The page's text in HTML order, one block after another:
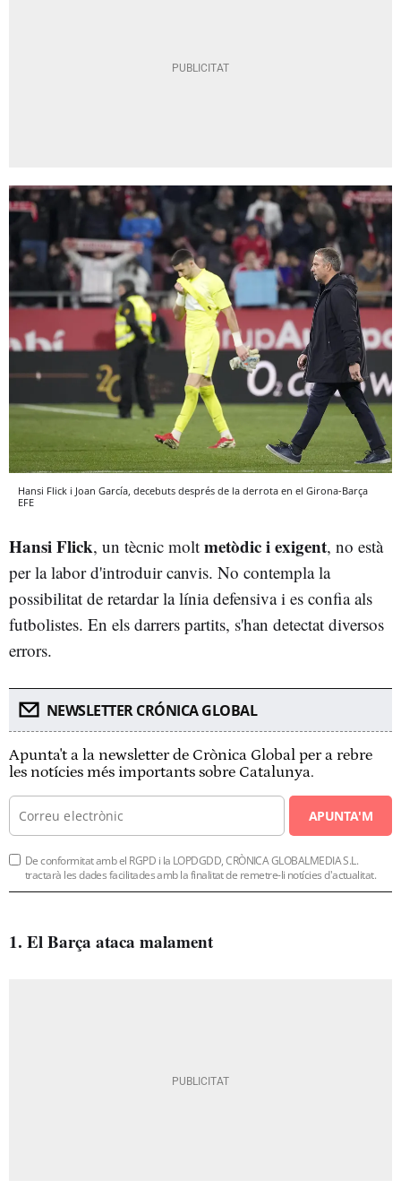
Hansi Flick i Joan García, decebuts després de la derrota en el Girona-Barça
EFE
Hansi Flick, un tècnic molt metòdic i exigent, no està
per la labor d'introduir canvis. No contempla la
possibilitat de retardar la línia defensiva i es confia als
futbolistes. En els darrers partits, s'han detectat diversos
errors.
NEWSLETTER CRÓNICA GLOBAL
Apunta't a la newsletter de Crònica Global per a rebre
les notícies més importants sobre Catalunya.
APUNTA'M
De conformitat amb el RGPD i la LOPDGDD, CRÒNICA GLOBALMEDIA S.L.
tractarà les dades facilitades amb la finalitat de remetre-li notícies d'actualitat.
1. El Barça ataca malament